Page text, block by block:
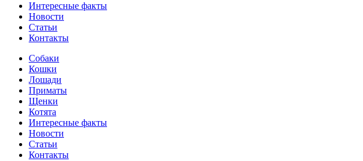
Интересные факты
Новости
Статьи
Контакты
Собаки
Кошки
Лошади
Приматы
Щенки
Котята
Интересные факты
Новости
Статьи
Контакты